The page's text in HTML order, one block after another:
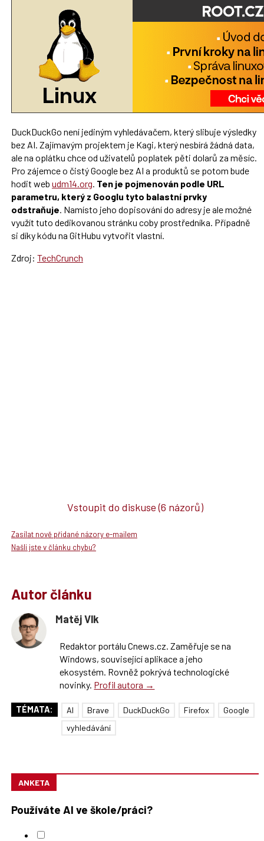
DuckDuckGo není jediným vyhledávačem, který slibuje výsledky
bez AI. Zajímavým projektem je Kagi, který nesbírá žádná data,
ale na oplátku chce od uživatelů poplatek pěti dolarů za měsíc.
Pro zájemce o čistý Google bez AI a produktů se potom bude
hodit web udm14.org. Ten je pojmenován podle URL
parametru, který z Googlu tyto balastní prvky
odstraňuje. Namísto jeho dopisování do adresy je ale možné
využít tuto dedikovanou stránku coby prostředníka. Případně
si díky kódu na GitHubu vytvořit vlastní.
Zdroj: TechCrunch
Vstoupit do diskuse(6 názorů)
Zasílat nově přidané názory e-mailem
Našli jste v článku chybu?
Autor článku
Matěj Vlk
Redaktor portálu Cnews.cz. Zaměřuje se na
Windows, související aplikace a jeho
ekosystém. Rovněž pokrývá technologické
novinky. Profil autora →
TÉMATA: AI Brave DuckDuckGo Firefox
Google
vyhledávání
ANKETA
Používáte AI ve škole/práci?